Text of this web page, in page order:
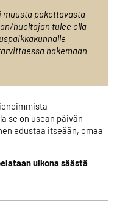
muusta pakottavasta
huoltajan tulee olla
hakemaan
se on usean päivän
edustaa itseään, omaa
ulkona säästä